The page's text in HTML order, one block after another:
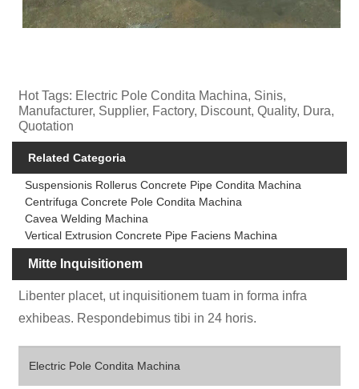
Hot Tags: Electric Pole Condita Machina, Sinis,
Manufacturer, Supplier, Factory, Discount, Quality, Dura,
Quotation
Related Categoria
Suspensionis Rollerus Concrete Pipe Condita Machina
Centrifuga Concrete Pole Condita Machina
Cavea Welding Machina
Vertical Extrusion Concrete Pipe Faciens Machina
Mitte Inquisitionem
Libenter placet, ut inquisitionem tuam in forma infra
exhibeas. Respondebimus tibi in 24 horis.